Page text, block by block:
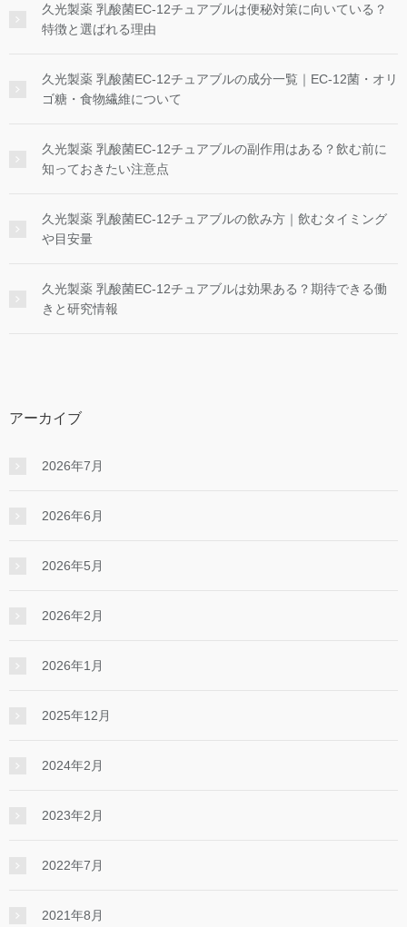
久光製薬 乳酸菌EC-12チュアブルは便秘対策に向いている？
特徴と選ばれる理由
久光製薬 乳酸菌EC-12チュアブルの成分一覧｜EC-12菌・オリ
ゴ糖・食物繊維について
久光製薬 乳酸菌EC-12チュアブルの副作用はある？飲む前に
知っておきたい注意点
久光製薬 乳酸菌EC-12チュアブルの飲み方｜飲むタイミング
や目安量
久光製薬 乳酸菌EC-12チュアブルは効果ある？期待できる働
きと研究情報
アーカイブ
2026年7月
2026年6月
2026年5月
2026年2月
2026年1月
2025年12月
2024年2月
2023年2月
2022年7月
2021年8月